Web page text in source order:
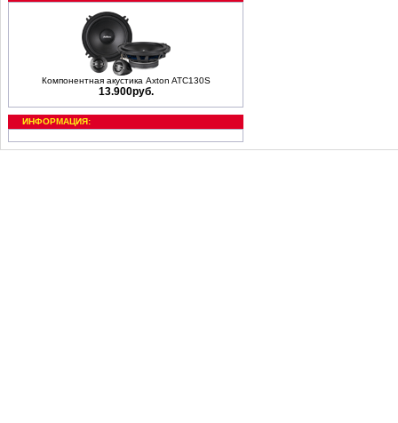
Компонентная акустика Axton ATC130S
13.900руб.
ИНФОРМАЦИЯ: